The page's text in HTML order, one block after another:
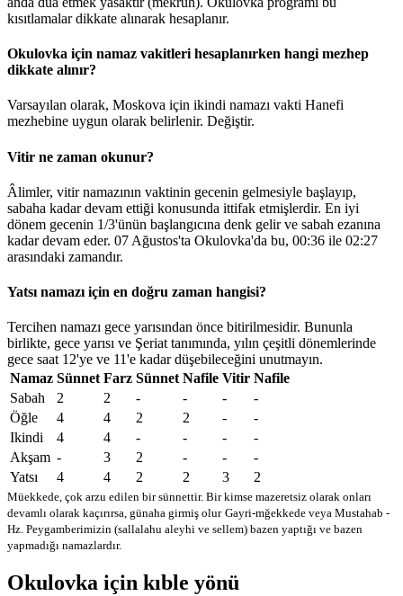
kısıtlamalar dikkate alınarak hesaplanır.
Okulovka için namaz vakitleri hesaplanırken hangi mezhep
dikkate alınır?
Varsayılan olarak, Moskova için ikindi namazı vakti Hanefi
mezhebine uygun olarak belirlenir. Değiştir.
Vitir ne zaman okunur?
Âlimler, vitir namazının vaktinin gecenin gelmesiyle başlayıp,
sabaha kadar devam ettiği konusunda ittifak etmişlerdir. En iyi
dönem gecenin 1/3'ünün başlangıcına denk gelir ve sabah ezanına
kadar devam eder. 07 Ağustos'ta Okulovka'da bu, 00:36 ile 02:27
arasındaki zamandır.
Yatsı namazı için en doğru zaman hangisi?
Tercihen namazı gece yarısından önce bitirilmesidir. Bununla
birlikte, gece yarısı ve Şeriat tanımında, yılın çeşitli dönemlerinde
gece saat 12'ye ve 11'e kadar düşebileceğini unutmayın.
Namaz Sünnet Farz Sünnet Nafile Vitir Nafile
Sabah
2 2 - - -
-
Öğle
4 4 2 2 -
-
Ikindi
4 4 - - -
-
Akşam - 3 2 - -
-
Yatsı
4 4 2 2 3 2
Müekkede, çok arzu edilen bir sünnettir. Bir kimse mazeretsiz olarak onları
devamlı olarak kaçırırsa, günaha girmiş olur Gayri-mğekkede veya Mustahab -
Hz. Peygamberimizin (sallalahu aleyhi ve sellem) bazen yaptığı ve bazen
yapmadığı namazlardır.
Okulovka için kıble yönü